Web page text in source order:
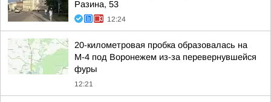
Разина, 53
12:24
20-километровая пробка образовалась на
М-4 под Воронежем из-за перевернувшейся
фуры
12:21